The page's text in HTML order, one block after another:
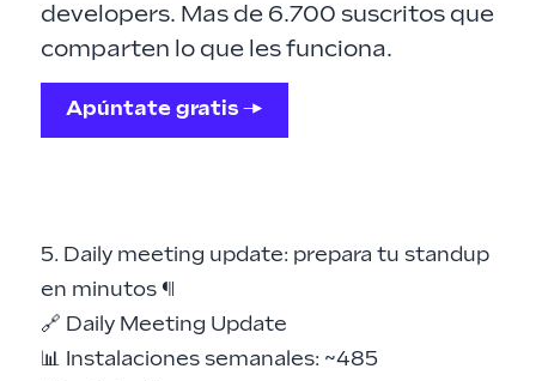
developers. Mas de 6.700 suscritos que
comparten lo que les funciona.
Apúntate gratis →
5. Daily meeting update: prepara tu standup
en minutos ¶
🔗 Daily Meeting Update
📊 Instalaciones semanales: ~485